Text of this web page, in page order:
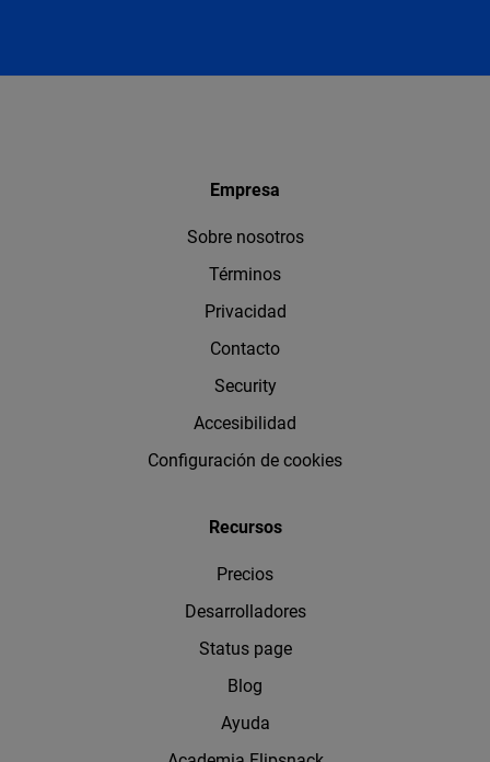
Empresa
Sobre nosotros
Términos
Privacidad
Contacto
Security
Accesibilidad
Configuración de cookies
Recursos
Precios
Desarrolladores
Status page
Blog
Ayuda